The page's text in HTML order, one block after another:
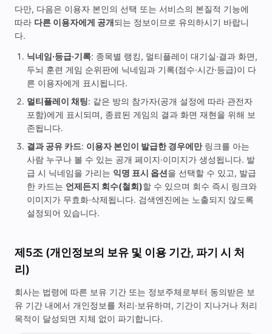
다만, 다음은 이용자 본인의 선택 또는 서비스의 본질적 기능에
따라 다른 이용자에게 공개되는 정보이므로 유의하시기 바랍니
다.
닉네임·등급·기록: 종목별 랭킹, 멀티플레이 대기실·결과 화면,
두뇌 훈련 게임 순위판에 닉네임과 기록(점수·시간·등급)이 다
른 이용자에게 표시됩니다.
멀티플레이 채팅: 같은 방의 참가자(공개 설정에 따라 관전자
포함)에게 표시되며, 종료된 게임의 결과 화면 재현을 위해 보
존됩니다.
결과 공유 카드: 이용자 본인이 발급한 경우에만링크를 아는
사람 누구나 볼 수 있는 공개 페이지·이미지가 생성됩니다. 발
급 시 닉네임을 가리는 익명 표시 옵션을 선택할 수 있고, 발급
한 카드는 언제든지 회수(철회)할 수 있으며 회수 즉시 링크와
이미지가 무효화·삭제됩니다. 검색엔진에는 노출되지 않도록
설정되어 있습니다.
제5조 (개인정보의 보유 및 이용 기간, 파기 시 처
리)
회사는 법령에 따른 보유 기간 또는 정보주체로부터 동의받은 보
유 기간 내에서 개인정보를 처리·보유하며, 기간이 지나거나 처리
목적이 달성되면 지체 없이 파기합니다.